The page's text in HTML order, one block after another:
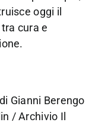
oggi il
cura e
Gianni Berengo
/ Archivio Il